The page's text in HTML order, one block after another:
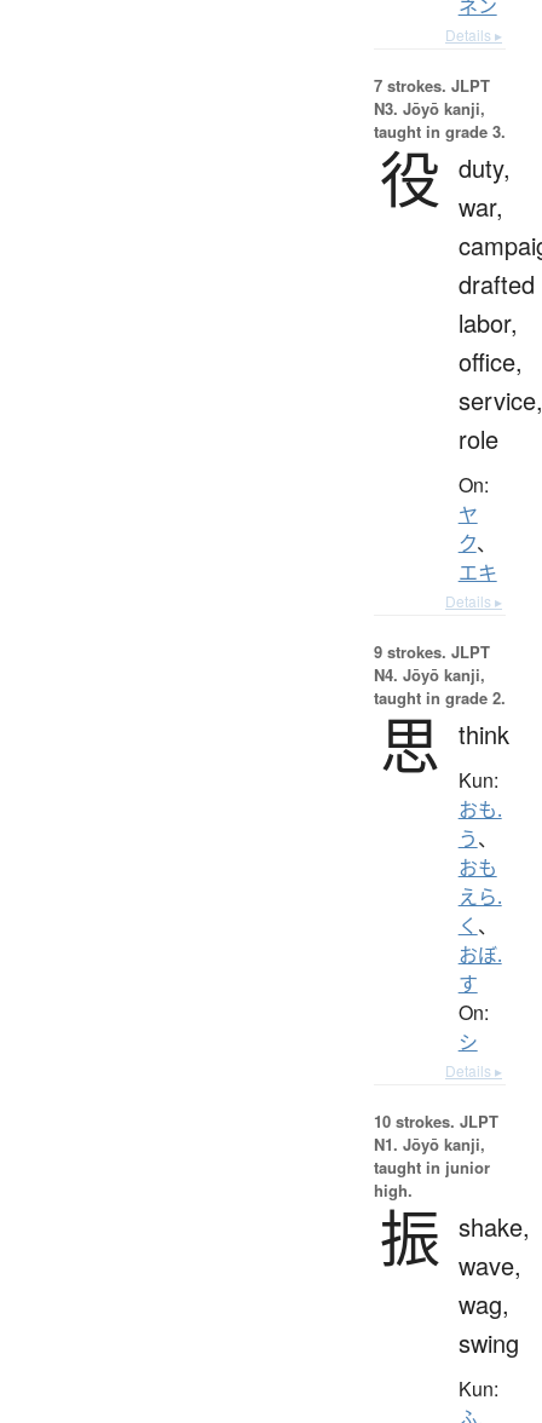
ネン
Details ▸
7 strokes. JLPT
N3. Jōyō kanji,
taught in grade 3.
役 duty,
war,
drafted
labor,
office,
service,
role
On:
ヤ
ク、
エキ
Details ▸
9 strokes. JLPT
N4. Jōyō kanji,
taught in grade 2.
思 think
Kun:
おも.
う、
おも
えら.
く 、
おぼ.
す
On:
シ
Details ▸
10 strokes. JLPT
N1. Jōyō kanji,
taught in junior
high.
振 shake,
wave,
wag,
swing
Kun: